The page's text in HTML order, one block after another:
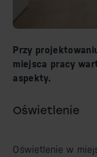
Przy
miejsca pracy
aspekty.
Oświetlenie
Oświetlenie w